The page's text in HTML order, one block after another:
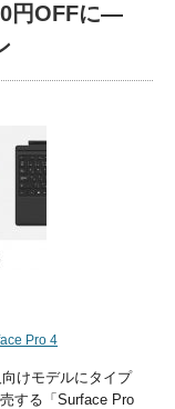
円OFFに―
Pro 4
けモデルにタイプ
する「Surface Pro